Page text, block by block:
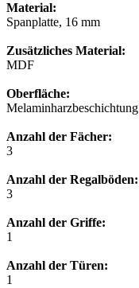
Material:
Spanplatte, 16 mm
Zusätzliches Material:
MDF
Oberfläche:
Melaminharzbeschichtung
Anzahl der Fächer:
3
Anzahl der Regalböden:
3
Anzahl der Griffe:
1
Anzahl der Türen:
1